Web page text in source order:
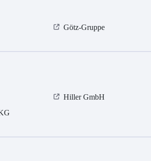
Götz-Gruppe
Hiller GmbH